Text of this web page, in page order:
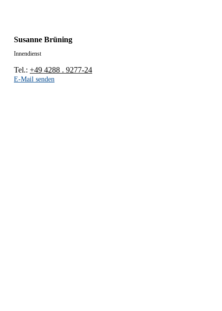
Susanne Brüning
Innendienst
Tel.: +49 4288 . 9277-24
E-Mail senden